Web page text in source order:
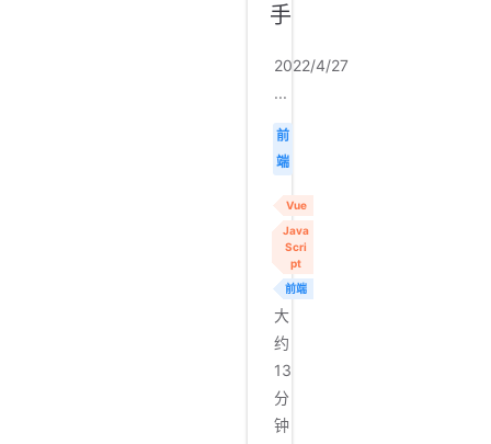
手
2022/4/27
...
前
端
Vue
Java
Scri
pt
前端
大
约
13
分
钟